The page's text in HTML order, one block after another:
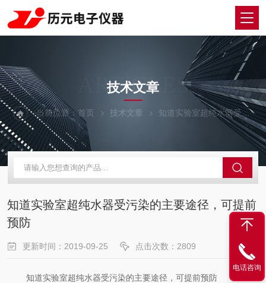
ARTICLES
技术文章
当前位置：首页 技术文章 知道实验室超纯水器受污染的主要途径，可提前预防
知道实验室超纯水器受污染的主要途径，可提前
预防
更新时间：2019-09-25 点击次数：2809
知道实验室超纯水器受污染的主要途径，可提前预防
电话咨询